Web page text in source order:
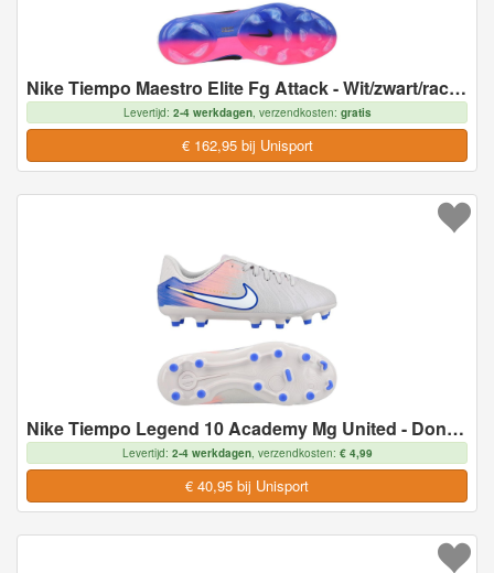
Nike Tiempo Maestro Elite Fg Attack - Wit/zwart/racer Blue/roze - Natuurgras (Fg), maat 41
Levertijd: 2-4 werkdagen, verzendkosten: gratis
€ 162,95 bij Unisport
Nike Tiempo Legend 10 Academy Mg United - Donkergrijs/racer Blue Kids - Multi Ground (Mg), maat 35
Levertijd: 2-4 werkdagen, verzendkosten: € 4,99
€ 40,95 bij Unisport